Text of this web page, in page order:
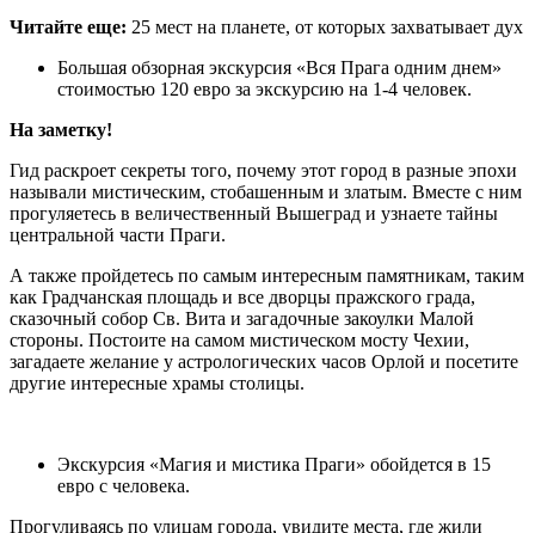
Читайте еще: 25 мест на планете, от которых захватывает дух
Большая обзорная экскурсия «Вся Прага одним днем»
стоимостью 120 евро за экскурсию на 1-4 человек.
На заметку!
Гид раскроет секреты того, почему этот город в разные эпохи
называли мистическим, стобашенным и златым. Вместе с ним
прогуляетесь в величественный Вышеград и узнаете тайны
центральной части Праги.
А также пройдетесь по самым интересным памятникам, таким
как Градчанская площадь и все дворцы пражского града,
сказочный собор Св. Вита и загадочные закоулки Малой
стороны. Постоите на самом мистическом мосту Чехии,
загадаете желание у астрологических часов Орлой и посетите
другие интересные храмы столицы.
Экскурсия «Магия и мистика Праги» обойдется в 15
евро с человека.
Прогуливаясь по улицам города, увидите места, где жили